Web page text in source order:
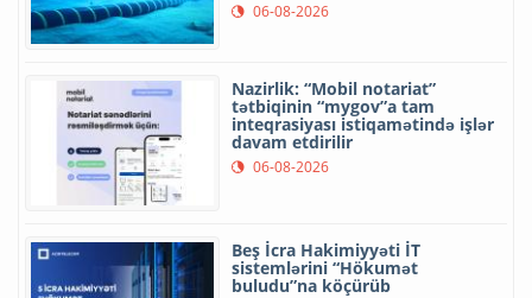
06-08-2026
Nazirlik: “Mobil notariat”
tətbiqinin “mygov”a tam
inteqrasiyası istiqamətində işlər
davam etdirilir
06-08-2026
Beş İcra Hakimiyyəti İT
sistemlərini “Hökumət
buludu”na köçürüb